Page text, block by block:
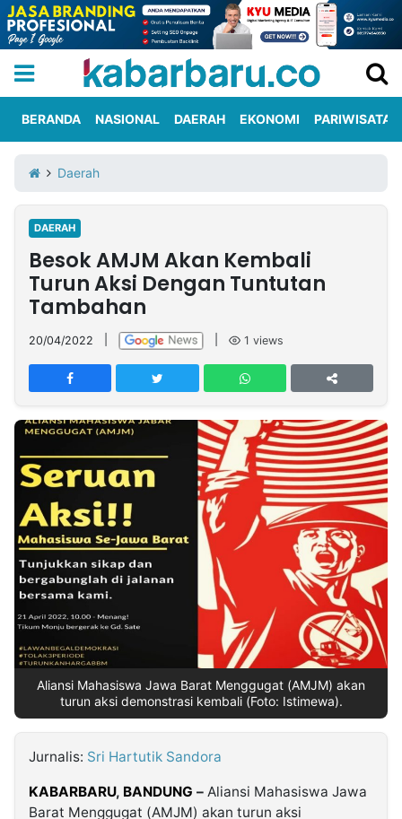
Iklan
Berita
Kami
Nasional
International
Olahraga
Entertainment
Daerah
Pariwisata
Kuliner
Kolom
Network
PT
TREETAN
INDONESIA
Partner
Insight
NTB
Suara
Time
Lens
IDN
Daily
Jogja
Jalan
Rakyat
Idealita
News
Kita
Notice
Dinamikapost.com
Radar
Baru
Seedbacklink
Follow
BERANDA NASIONAL DAERAH EKONOMI PARIWISATA
Daerah
DAERAH
Besok AMJM Akan Kembali
Turun Aksi Dengan Tuntutan
Tambahan
20/04/2022 1 views
Aliansi Mahasiswa Jawa Barat Menggugat (AMJM) akan
turun aksi demonstrasi kembali (Foto: Istimewa).
Jurnalis: Sri Hartutik Sandora
KABARBARU, BANDUNG – Aliansi Mahasiswa Jawa
Barat Menggugat (AMJM) akan turun aksi